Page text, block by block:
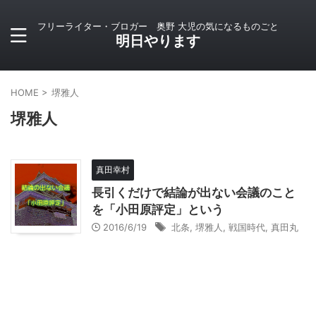
フリーライター・ブロガー 奥野 大児の気になるものごと
明日やります
HOME > 堺雅人
堺雅人
真田幸村
長引くだけで結論が出ない会議のこと
を「小田原評定」という
2016/6/19 北条 堺雅人 戦国時代 真田丸